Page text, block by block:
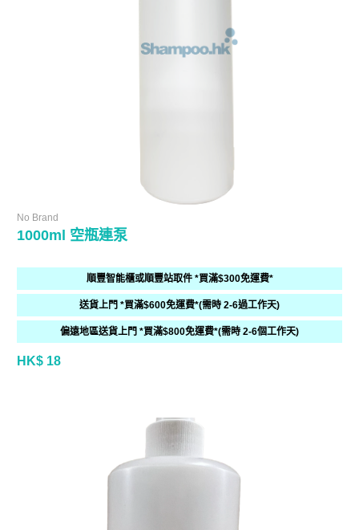
No Brand
1000ml 空瓶連泵
順豐智能櫃或順豐站取件 *買滿$300免運費*
送貨上門 *買滿$600免運費*(需時 2-6過工作天)
偏遠地區送貨上門 *買滿$800免運費*(需時 2-6個工作天)
HK$ 18